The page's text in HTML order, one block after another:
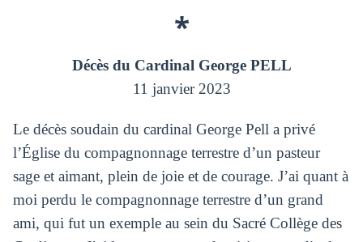
*
Décès du Cardinal George PELL
11 janvier 2023
Le décès soudain du cardinal George Pell a privé
l’Église du compagnonnage terrestre d’un pasteur
sage et aimant, plein de joie et de courage. J’ai quant à
moi perdu le compagnonnage terrestre d’un grand
ami, qui fut un exemple au sein du Sacré Collège des